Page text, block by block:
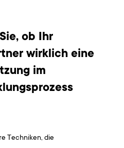
ob Ihr
wirklich eine
im
Techniken, die